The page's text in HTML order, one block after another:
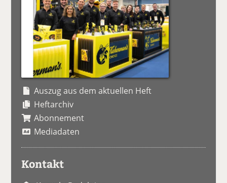
Auszug aus dem aktuellen Heft
Heftarchiv
Abonnement
Mediadaten
Kontakt